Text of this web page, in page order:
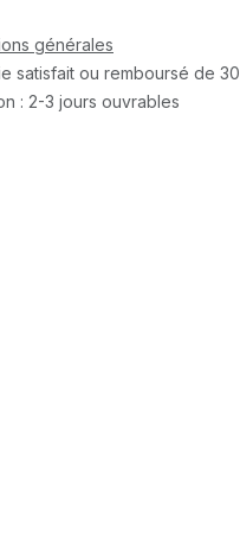
générales
satisfait ou remboursé de
: 2-3 jours ouvrables